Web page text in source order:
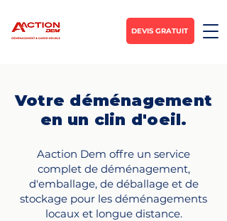
DEVIS GRATUIT
Votre déménagement
en un clin d'oeil.
Aaction Dem offre un service
complet de déménagement,
d'emballage, de déballage et de
stockage pour les déménagements
locaux et longue distance.